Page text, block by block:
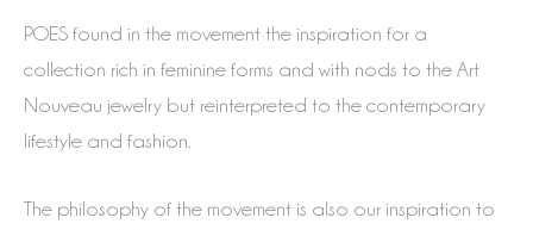
POES found in the movement the inspiration for a
collection rich in feminine forms and with nods to the Art
Nouveau jewelry but reinterpreted to the contemporary
lifestyle and fashion.
The philosophy of the movement is also our inspiration to